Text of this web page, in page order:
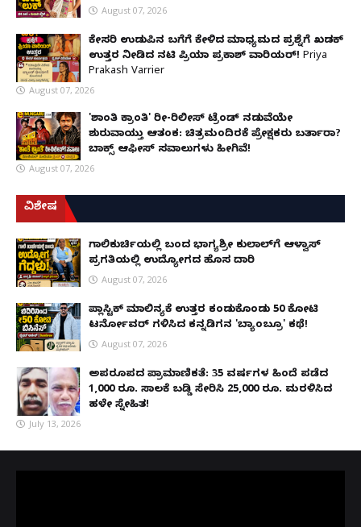
August 07, 2026
ಕೇಸರಿ ಉಡುಪಿನ ಬಗೆಗೆ ಕೇಳಿದ ಮಾಧ್ಯಮದ ಪ್ರಶ್ನೆಗೆ ಖಡಕ್
ಉತ್ತರ ನೀಡಿದ ನಟಿ ಪ್ರಿಯಾ ಪ್ರಕಾಶ್ ವಾರಿಯರ್! Priya
Prakash Varrier
August 07, 2026
'ಶಾಂತಿ ಕ್ರಾಂತಿ' ರೀ-ರಿಲೀಸ್ ಟ್ರೆಂಡ್ ನಡುವೆಯೇ
ಶುರುವಾಯ್ತು ಆತಂಕ: ಚಿತ್ರಮಂದಿರಕ್ಕೆ ಪ್ರೇಕ್ಷಕರು ಬರ್ತಾರಾ?
ಬಾಕ್ಸ್ ಆಫೀಸ್ ಸವಾಲುಗಳು ಹೀಗಿವೆ!
August 07, 2026
ವಿಶೇಷ
ಗಾಲಿಕುರ್ಚಿಯಲ್ಲಿ ಬಂದ ಭಾಗ್ಯಶ್ರೀ ಕುಲಾಲ್‌ಗೆ ಆಳ್ವಾಸ್
ಪ್ರಗತಿಯಲ್ಲಿ ಉದ್ಯೋಗದ ಹೊಸ ದಾರಿ
August 07, 2026
ಪ್ಲಾಸ್ಟಿಕ್ ಮಾಲಿನ್ಯಕ್ಕೆ ಉತ್ತರ ಕಂಡುಕೊಂಡು ₹50 ಕೋಟಿ
ಟರ್ನೋವರ್ ಗಳಿಸಿದ ಕನ್ನಡಿಗನ 'ಬ್ಯಾಂಬ್ರೂ' ಕಥೆ!
August 07, 2026
ಅಪರೂಪದ ಪ್ರಾಮಾಣಿಕತೆ: 35 ವರ್ಷಗಳ ಹಿಂದೆ ಪಡೆದ
1,000 ರೂ. ಸಾಲಕ್ಕೆ ಬಡ್ಡಿ ಸೇರಿಸಿ 25,000 ರೂ. ಮರಳಿಸಿದ
ಹಳೇ ಸ್ನೇಹಿತ!
July 13, 2026